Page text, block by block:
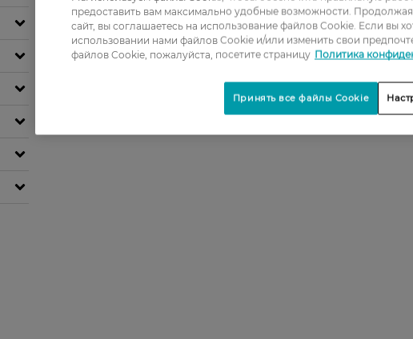
предоставить вам максимально удобные возможности.
сайт, вы соглашаетесь на использование файлов Cookie. Если вы
использовании нами файлов Cookie и/или изменить свои
файлов Cookie, пожалуйста, посетите страницу Политика
Принять все файлы Cookie